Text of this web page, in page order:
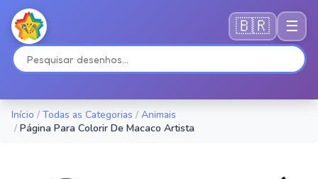
🇧🇷 ☰
Início / Todas as Categorias / Animais
/ Página Para Colorir De Macaco Artista